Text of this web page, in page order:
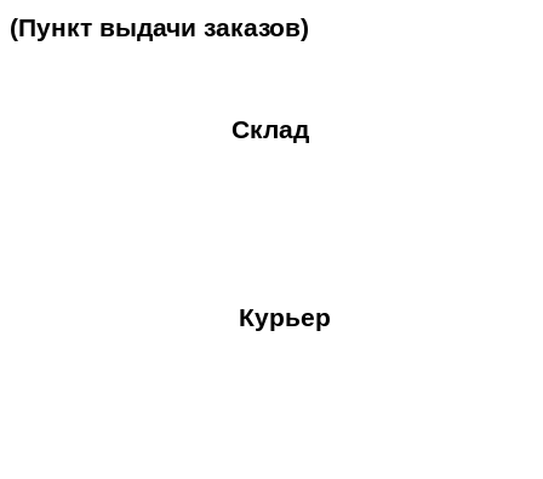
(Пункт выдачи заказов)
Склад
Курьер